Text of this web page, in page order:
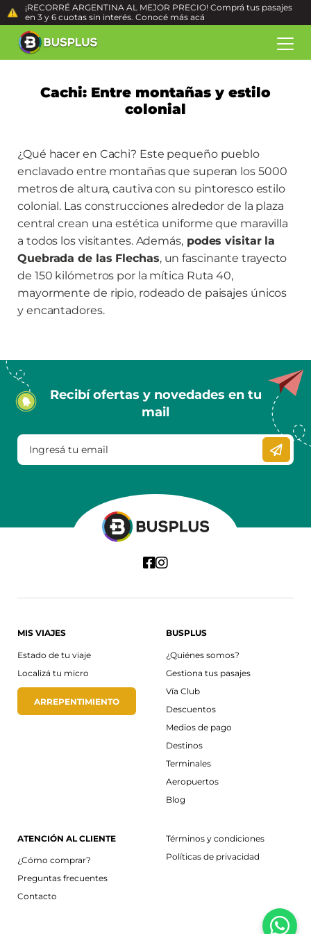
¡RECORRÉ ARGENTINA AL MEJOR PRECIO! Comprá tus pasajes
en 3 y 6 cuotas sin interés. Conocé más acá
Cachi: Entre montañas y estilo
colonial
¿Qué hacer en Cachi? Este pequeño pueblo
enclavado entre montañas que superan los 5000
metros de altura, cautiva con su pintoresco estilo
colonial. Las construcciones alrededor de la plaza
central crean una estética uniforme que maravilla
a todos los visitantes. Además,podes visitar la
Quebrada de las Flechas, un fascinante trayecto
de 150 kilómetros por la mítica Ruta 40,
mayormente de ripio, rodeado de paisajes únicos
y encantadores.
Recibí ofertas y novedades en tu
mail
MIS VIAJES
Estado de tu viaje
Localizá tu micro
ARREPENTIMIENTO
BUSPLUS
¿Quiénes somos?
Gestiona tus pasajes
Vía Club
Descuentos
Medios de pago
Destinos
Terminales
Aeropuertos
Blog
ATENCIÓN AL CLIENTE
¿Cómo comprar?
Preguntas frecuentes
Contacto
Términos y condiciones
Políticas de privacidad